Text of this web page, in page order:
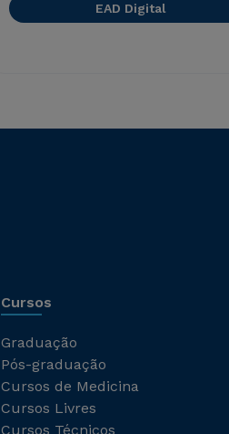
EAD Digital
Cursos
Graduação
Pós-graduação
Cursos de Medicina
Cursos Livres
Cursos Técnicos